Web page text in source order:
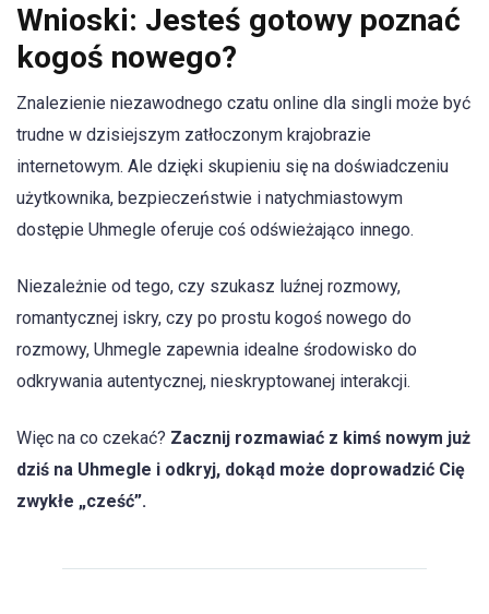
Wnioski: Jesteś gotowy poznać
kogoś nowego?
Znalezienie niezawodnego czatu online dla singli może być
trudne w dzisiejszym zatłoczonym krajobrazie
internetowym. Ale dzięki skupieniu się na doświadczeniu
użytkownika, bezpieczeństwie i natychmiastowym
dostępie Uhmegle oferuje coś odświeżająco innego.
Niezależnie od tego, czy szukasz luźnej rozmowy,
romantycznej iskry, czy po prostu kogoś nowego do
rozmowy, Uhmegle zapewnia idealne środowisko do
odkrywania autentycznej, nieskryptowanej interakcji.
Więc na co czekać? Zacznij rozmawiać z kimś nowym już
dziś na Uhmegle i odkryj, dokąd może doprowadzić Cię
zwykłe „cześć”.